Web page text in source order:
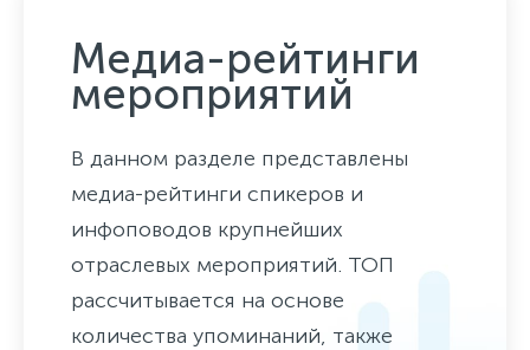
Медиа-рейтинги
мероприятий
В данном разделе представлены
медиа-рейтинги спикеров и
инфоповодов крупнейших
отраслевых мероприятий. ТОП
рассчитывается на основе
количества упоминаний, также